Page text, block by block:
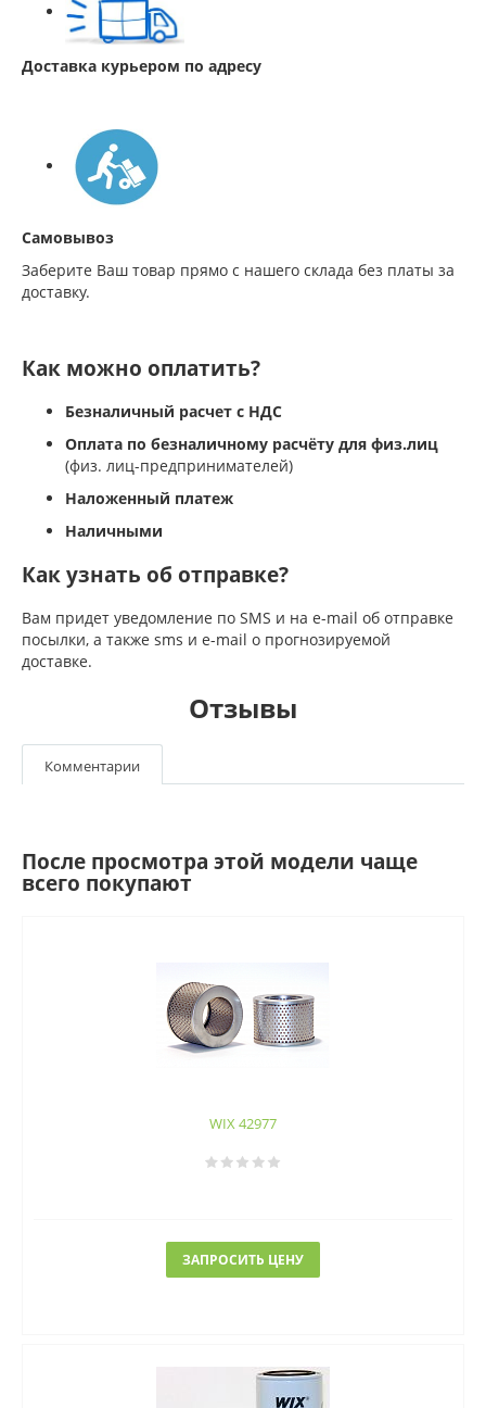
Доставка курьером по адресу
Самовывоз
Заберите Ваш товар прямо с нашего склада без платы за
доставку.
Как можно оплатить?
Безналичный расчет с НДС
Оплата по безналичному расчёту для физ.лиц
(физ. лиц-предпринимателей)
Наложенный платеж
Наличными
Как узнать об отправке?
Вам придет уведомление по SMS и на e-mail об отправке
посылки, а также sms и e-mail о прогнозируемой
доставке.
Отзывы
Комментарии
После просмотра этой модели чаще
всего покупают
WIX 42977
ЗАПРОСИТЬ ЦЕНУ